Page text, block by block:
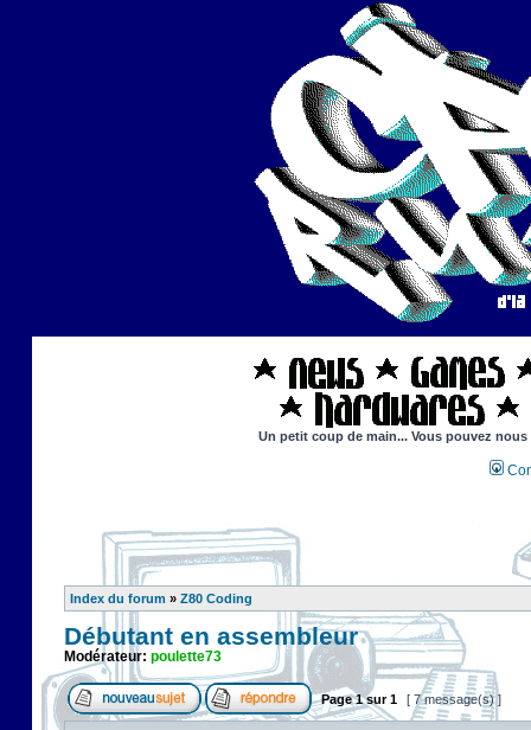
Un petit coup de main... Vous pouvez
Index du forum » Z80 Coding
Débutant en assembleur
Modérateur: poulette73
Page1sur1 [ 7 message(s) ]